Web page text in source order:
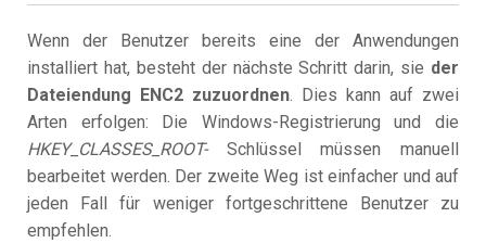
Wenn der Benutzer bereits eine der Anwendungen
installiert hat, besteht der nächste Schritt darin, sie der
Dateiendung ENC2 zuzuordnen. Dies kann auf zwei
Arten erfolgen: Die Windows-Registrierung und die
HKEY_CLASSES_ROOT-Schlüssel müssen manuell
bearbeitet werden. Der zweite Weg ist einfacher und auf
jeden Fall für weniger fortgeschrittene Benutzer zu
empfehlen.